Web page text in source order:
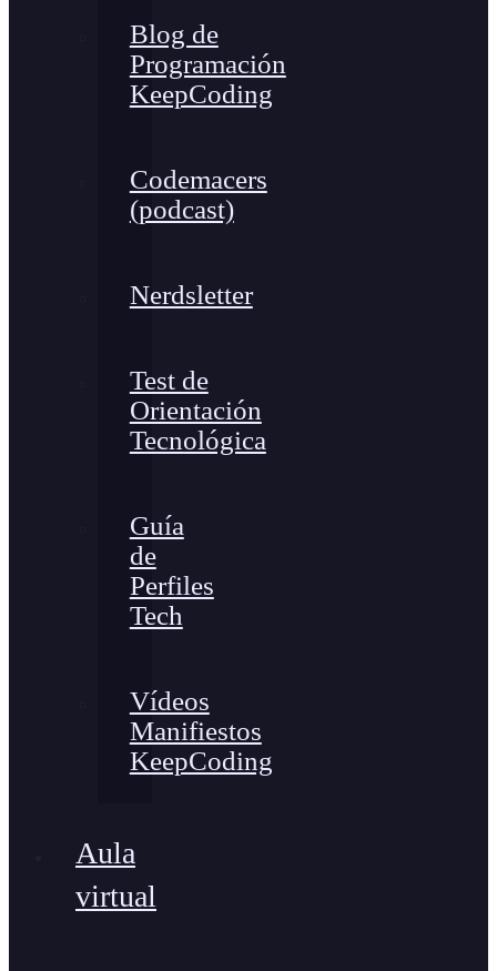
Blog de
Programación
KeepCoding
Codemacers
(podcast)
Nerdsletter
Test de
Orientación
Tecnológica
Guía
de
Perfiles
Tech
Vídeos
Manifiestos
KeepCoding
Aula
virtual